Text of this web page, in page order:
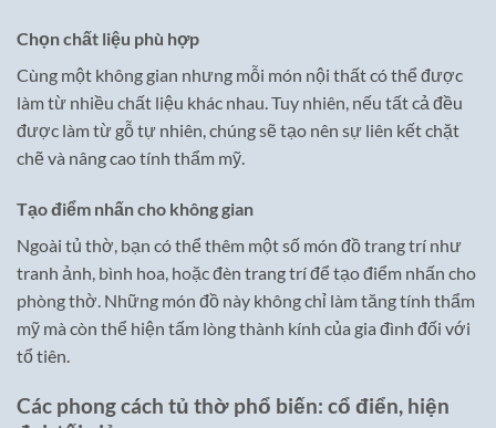
Chọn chất liệu phù hợp
Cùng một không gian nhưng mỗi món nội thất có thể được
làm từ nhiều chất liệu khác nhau. Tuy nhiên, nếu tất cả đều
được làm từ gỗ tự nhiên, chúng sẽ tạo nên sự liên kết chặt
chẽ và nâng cao tính thẩm mỹ.
Tạo điểm nhấn cho không gian
Ngoài tủ thờ, bạn có thể thêm một số món đồ trang trí như
tranh ảnh, bình hoa, hoặc đèn trang trí để tạo điểm nhấn cho
phòng thờ. Những món đồ này không chỉ làm tăng tính thẩm
mỹ mà còn thể hiện tấm lòng thành kính của gia đình đối với
tổ tiên.
Các phong cách tủ thờ phổ biến: cổ điển, hiện